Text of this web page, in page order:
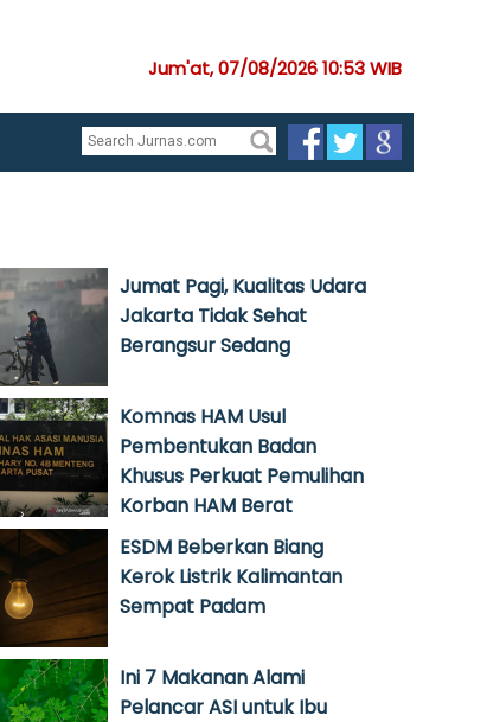
Jum'at, 07/08/2026 10:53 WIB
Jumat Pagi, Kualitas Udara
Jakarta Tidak Sehat
Berangsur Sedang
Komnas HAM Usul
Pembentukan Badan
Khusus Perkuat Pemulihan
Korban HAM Berat
ESDM Beberkan Biang
Kerok Listrik Kalimantan
Sempat Padam
Ini 7 Makanan Alami
Pelancar ASI untuk Ibu